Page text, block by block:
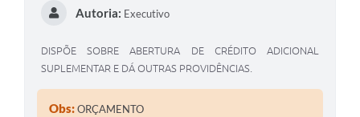
Serviços Online
Transparência
Enquete
Autoria: Executivo
DISPÕE SOBRE ABERTURA DE CRÉDITO ADICIONAL
SUPLEMENTAR E DÁ OUTRAS PROVIDÊNCIAS.
Obs:ORÇAMENTO